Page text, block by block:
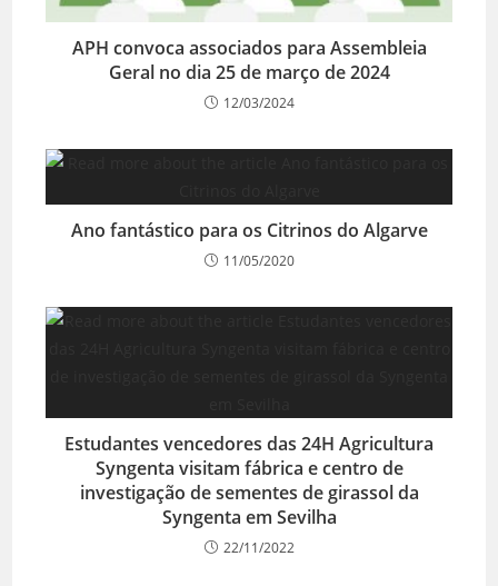
APH convoca associados para Assembleia
Geral no dia 25 de março de 2024
12/03/2024
Ano fantástico para os Citrinos do Algarve
11/05/2020
Estudantes vencedores das 24H Agricultura
Syngenta visitam fábrica e centro de
investigação de sementes de girassol da
Syngenta em Sevilha
22/11/2022